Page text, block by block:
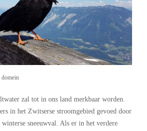
zal tot in ons land merkbaar worden.
in het Zwitserse stroomgebied gevoed door
sneeuwval. Als er in het verdere